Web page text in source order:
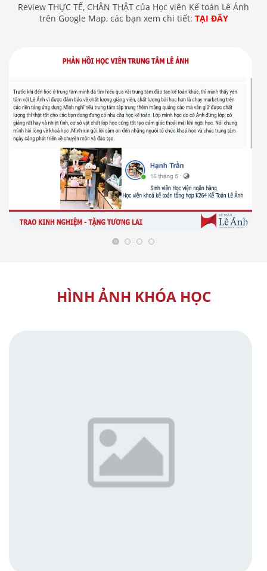
Review THỰC TẾ, CHÂN THẬT của Học viên Kế toán Lê Ánh
trên Google Map, các bạn xem chi tiết: TẠI ĐÂY
HÌNH ẢNH KHÓA HỌC